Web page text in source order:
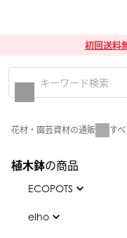
初回送料
花材・園芸資材の通販 す
植木鉢の商品
ECOPOTS
ECOPOTS鉢
elho